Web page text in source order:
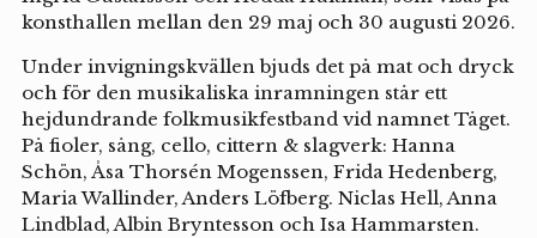
konsthallen mellan den 29 maj och 30 augusti 2026.
Under invigningskvällen bjuds det på mat och dryck
och för den musikaliska inramningen står ett
hejdundrande folkmusikfestband vid namnet Tåget.
På fioler, sång, cello, cittern & slagverk: Hanna
Schön, Åsa Thorsén Mogenssen, Frida Hedenberg,
Maria Wallinder, Anders Löfberg. Niclas Hell, Anna
Lindblad, Albin Bryntesson och Isa Hammarsten.